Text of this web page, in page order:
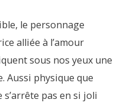
le personnage
alliée à l’amour
sous nos yeux une
Aussi physique que
s’arrête pas en si joli